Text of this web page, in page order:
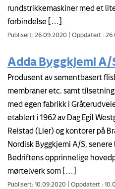
rundstrikkemaskiner med et
forbindelse […]
Publisert: 26.09.2020 Oppdatert :
Adda Byggkjemi A/
Produsent av sementbasert
membraner etc. samt
med egen fabrikk i
etablert i 1962 av Dag Egil
Reistad (Lier) og kontorer på
Nordisk Byggkjemi A/S, senere
Bedriftens opprinnelige
mørtelverk som […]
Publisert: 10.09.2020 Oppdatert :